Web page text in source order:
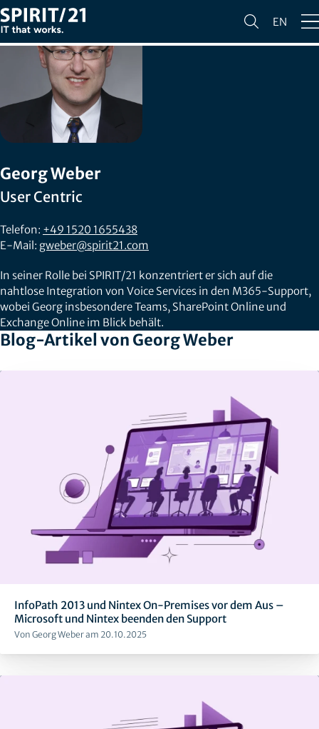
EN
Georg Weber
User Centric
Telefon: +49 1520 1655438
E-Mail: gweber@spirit21.com
In seiner Rolle bei SPIRIT/21 konzentriert er sich auf die
nahtlose Integration von Voice Services in den M365-Support,
wobei Georg insbesondere Teams, SharePoint Online und
Exchange Online im Blick behält.
Blog-Artikel von Georg Weber
InfoPath 2013 und Nintex On-Premises vor dem Aus –
Microsoft und Nintex beenden den Support
Von Georg Weber am 20.10.2025